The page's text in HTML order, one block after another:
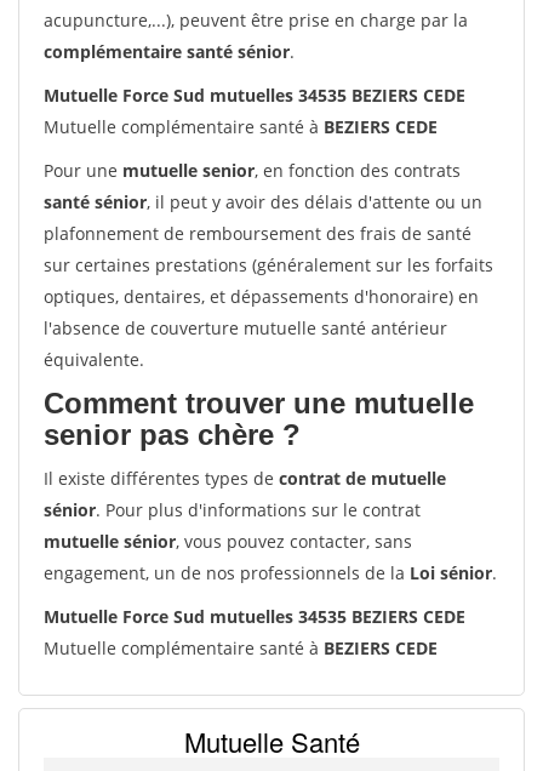
acupuncture,...), peuvent être prise en charge par la
complémentaire santé sénior.
Mutuelle Force Sud mutuelles 34535 BEZIERS CEDE
Mutuelle complémentaire santé à BEZIERS CEDE
Pour une mutuelle senior, en fonction des contrats
santé sénior, il peut y avoir des délais d'attente ou un
plafonnement de remboursement des frais de santé
sur certaines prestations (généralement sur les forfaits
optiques, dentaires, et dépassements d'honoraire) en
l'absence de couverture mutuelle santé antérieur
équivalente.
Comment trouver une mutuelle
senior pas chère ?
Il existe différentes types de contrat de mutuelle
sénior. Pour plus d'informations sur le contrat
mutuelle sénior, vous pouvez contacter, sans
engagement, un de nos professionnels de la Loi sénior.
Mutuelle Force Sud mutuelles 34535 BEZIERS CEDE
Mutuelle complémentaire santé à BEZIERS CEDE